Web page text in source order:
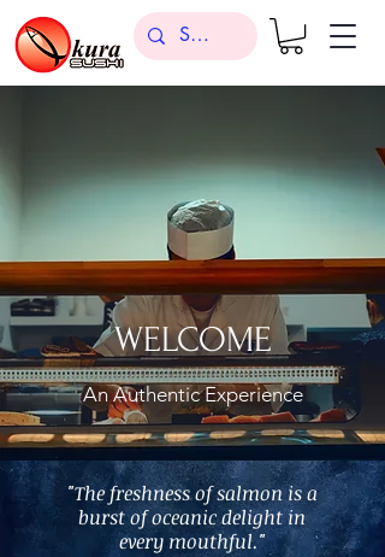
WELCOME
An Authentic Experience
"The freshness of salmon is a
burst of oceanic delight in
every mouthful."